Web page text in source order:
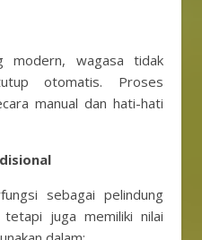
modern, wagasa tidak
otomatis. Proses
manual dan hati-hati
sebagai pelindung
juga memiliki nilai